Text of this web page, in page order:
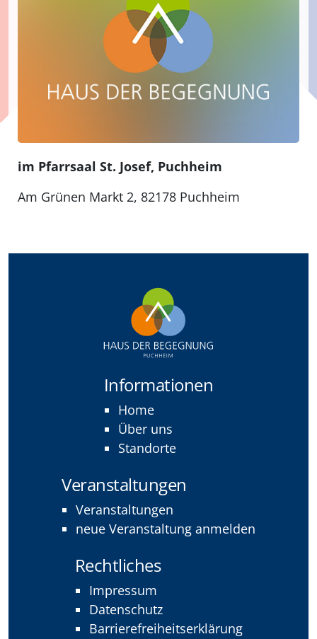
im Pfarrsaal St. Josef, Puchheim
Am Grünen Markt 2, 82178 Puchheim
Informationen
Home
Über uns
Standorte
Veranstaltungen
Veranstaltungen
neue Veranstaltung anmelden
Rechtliches
Impressum
Datenschutz
Barrierefreiheitserklärung